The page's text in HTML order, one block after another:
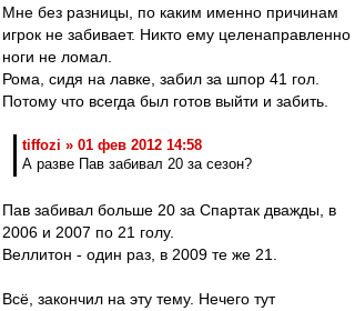
Мне без разницы, по каким именно причинам
игрок не забивает. Никто ему целенаправленно
ноги не ломал.
Рома, сидя на лавке, забил за шпор 41 гол.
Потому что всегда был готов выйти и забить.
tiffozi » 01 фев 2012 14:58
А разве Пав забивал 20 за сезон?
Пав забивал больше 20 за Спартак дважды, в
2006 и 2007 по 21 голу.
Веллитон - один раз, в 2009 те же 21.
Всё, закончил на эту тему. Нечего тут